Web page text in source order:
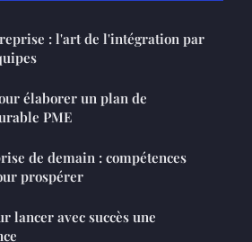
: l'art de l'intégration par
élaborer un plan de
PME
de demain : compétences
prospérer
lancer avec succès une